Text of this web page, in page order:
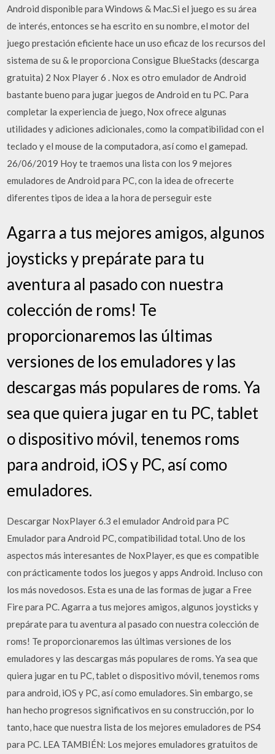
Android disponible para Windows & Mac.Si el juego es su área
de interés, entonces se ha escrito en su nombre, el motor del
juego prestación eficiente hace un uso eficaz de los recursos del
sistema de su & le proporciona Consigue BlueStacks (descarga
gratuita) 2 Nox Player 6 . Nox es otro emulador de Android
bastante bueno para jugar juegos de Android en tu PC. Para
completar la experiencia de juego, Nox ofrece algunas
utilidades y adiciones adicionales, como la compatibilidad con el
teclado y el mouse de la computadora, así como el gamepad.
26/06/2019 Hoy te traemos una lista con los 9 mejores
emuladores de Android para PC, con la idea de ofrecerte
diferentes tipos de idea a la hora de perseguir este
Agarra a tus mejores amigos, algunos
joysticks y prepárate para tu
aventura al pasado con nuestra
colección de roms! Te
proporcionaremos las últimas
versiones de los emuladores y las
descargas más populares de roms. Ya
sea que quiera jugar en tu PC, tablet
o dispositivo móvil, tenemos roms
para android, iOS y PC, así como
emuladores.
Descargar NoxPlayer 6.3 el emulador Android para PC
Emulador para Android PC, compatibilidad total. Uno de los
aspectos más interesantes de NoxPlayer, es que es compatible
con prácticamente todos los juegos y apps Android. Incluso con
los más novedosos. Esta es una de las formas de jugar a Free
Fire para PC. Agarra a tus mejores amigos, algunos joysticks y
prepárate para tu aventura al pasado con nuestra colección de
roms! Te proporcionaremos las últimas versiones de los
emuladores y las descargas más populares de roms. Ya sea que
quiera jugar en tu PC, tablet o dispositivo móvil, tenemos roms
para android, iOS y PC, así como emuladores. Sin embargo, se
han hecho progresos significativos en su construcción, por lo
tanto, hace que nuestra lista de los mejores emuladores de PS4
para PC. LEA TAMBIÉN: Los mejores emuladores gratuitos de